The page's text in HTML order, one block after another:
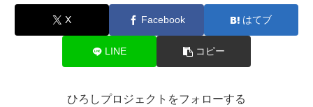
X Facebook はてブ
LINE コピー
ひろしプロジェクトをフォローする